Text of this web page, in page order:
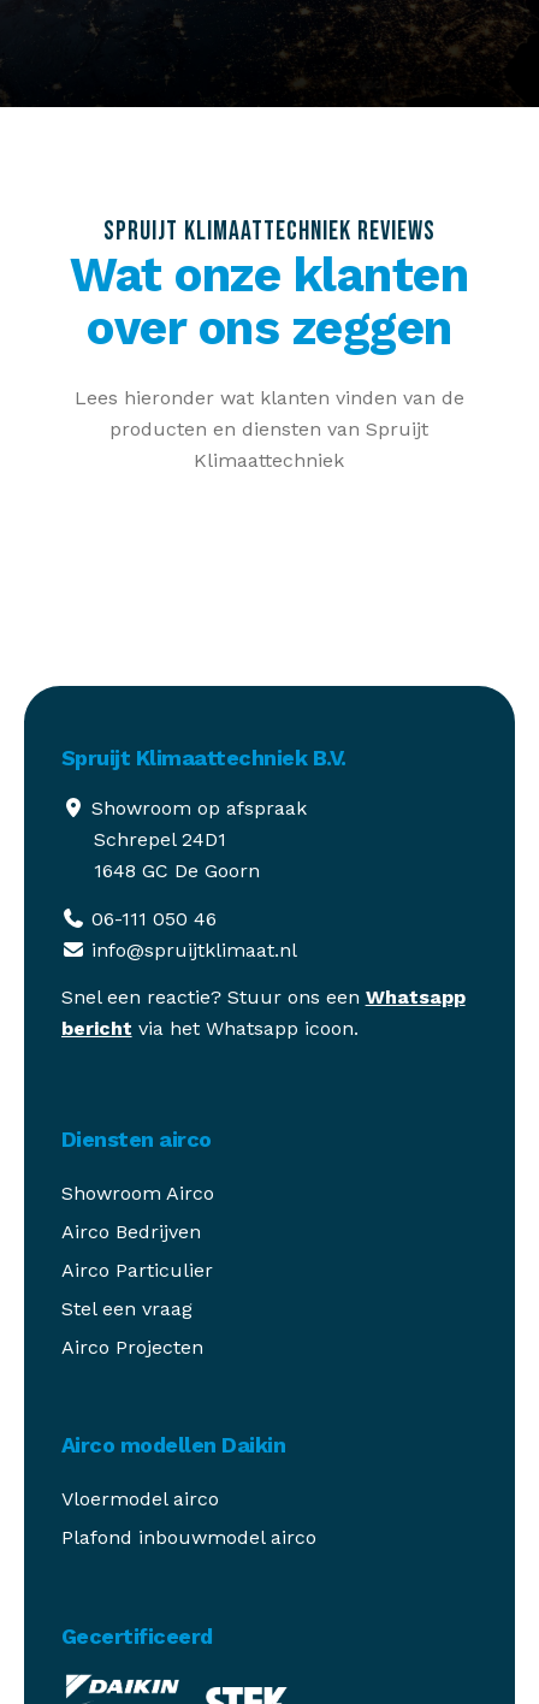
SPRUIJT KLIMAATTECHNIEK REVIEWS
Wat onze klanten
over ons zeggen
Lees hieronder wat klanten vinden van de
producten en diensten van Spruijt
Klimaattechniek
Spruijt Klimaattechniek B.V.
Showroom op afspraak
Schrepel 24D1
1648 GC De Goorn
06-111 050 46
info@spruijtklimaat.nl
Snel een reactie? Stuur ons een Whatsapp
bericht via het Whatsapp icoon.
Diensten airco
Showroom Airco
Airco Bedrijven
Airco Particulier
Stel een vraag
Airco Projecten
Airco modellen Daikin
Vloermodel airco
Plafond inbouwmodel airco
Gecertificeerd